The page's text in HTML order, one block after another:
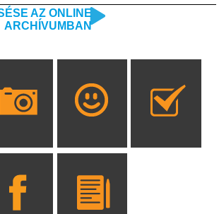
AZ ONLINE
ARCHÍVUMBAN